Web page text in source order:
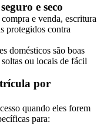
e seco
e venda, escritura
protegidos contra
domésticos são boas
ou locais de fácil
por
quando eles forem
para: